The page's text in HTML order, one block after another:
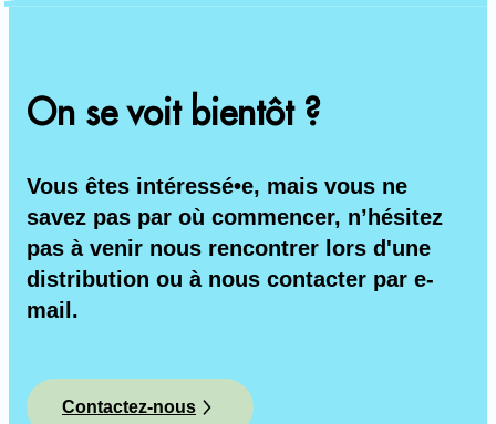
On se voit bientôt ?
Vous êtes intéressé•e, mais vous ne
savez pas par où commencer, n’hésitez
pas à venir nous rencontrer lors d'une
distribution ou à nous contacter par e-
mail.
Contactez-nous